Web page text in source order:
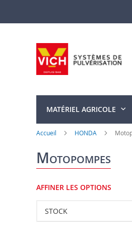
contenu
MATÉRIEL AGRICOLE
Accueil HONDA
Motopompes
AFFINER LES OPTIONS
STOCK